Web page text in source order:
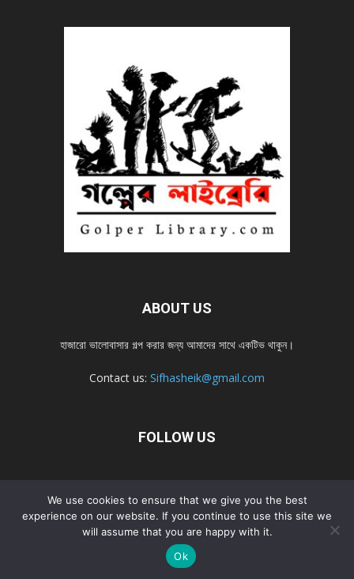
ABOUT US
হাজারো ভালোবাসার গল্প করার জন্য আমাদের সাথে একটিভ থাকুন।
Contact us: Sifhasheik@gmail.com
FOLLOW US
Home Contact us Privacy Policy শ্রেনী
শ্রেনী – mobile
Home – mobile
নতুন সব গল্প নতুন সব গল্প – mobile
নতুন সব গল্প 2022
নতুন সব গল্প 2022 – mobile
© Golperlibrary.com
We use cookies to ensure that we give you the best
experience on our website. If you continue to use this site we
will assume that you are happy with it.
Ok